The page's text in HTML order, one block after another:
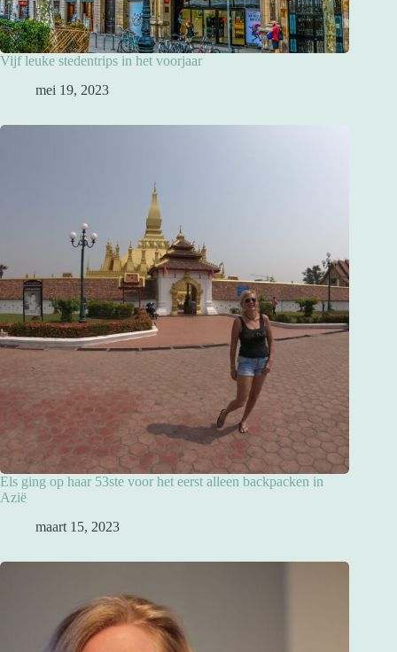
Vijf leuke stedentrips in het voorjaar
mei 19, 2023
Els ging op haar 53ste voor het eerst alleen backpacken in
Azië
maart 15, 2023